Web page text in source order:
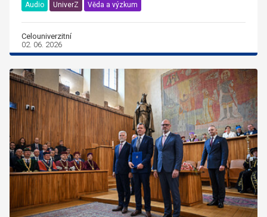
Audio UniverZ Věda a výzkum
Celouniverzitní
02. 06. 2026